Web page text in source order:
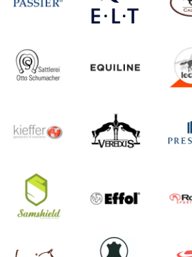
43-46 (1)
L (3)
M-135cm (1)
S (3)